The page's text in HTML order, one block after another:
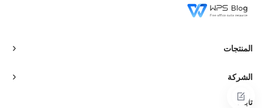
المنتجات
الشركة
تابعنا